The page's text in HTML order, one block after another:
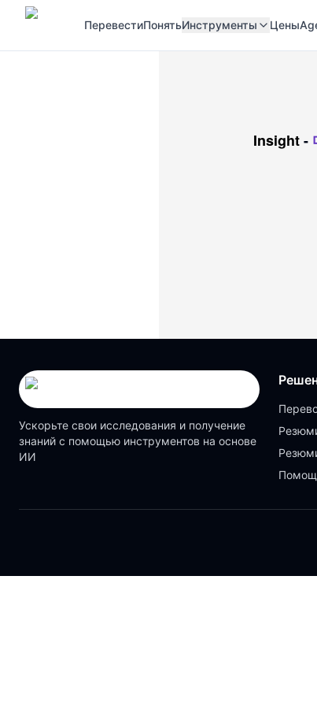
ПеревестиПонятьИнструменты Цены
Insight-
Ускорьте свои исследования и получение
знаний с помощью инструментов на основе
ИИ